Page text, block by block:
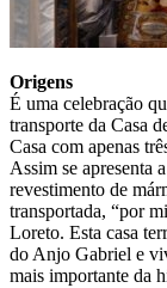
Origens
É uma celebração
transporte da Casa
Casa com apenas
Assim se apresenta
revestimento de
transportada, “por
Loreto. Esta casa
do Anjo Gabriel e
mais importante da